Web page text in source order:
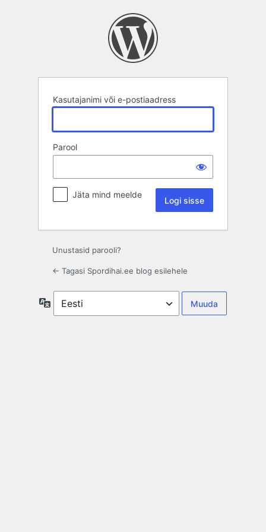
Kasutajanimi või e-postiaadress
Parool
Jäta mind meelde
Unustasid parooli?
← Tagasi Spordihai.ee blog esilehele
Keel